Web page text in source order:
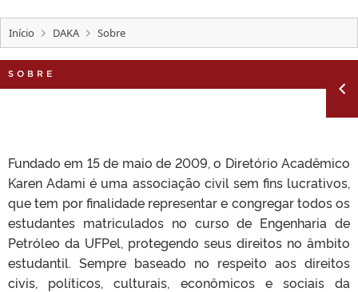
TELEFONES
Início DAKA Sobre
SOBRE
Fundado em 15 de maio de 2009, o Diretório Acadêmico
Karen Adami é uma associação civil sem fins lucrativos,
que tem por finalidade representar e congregar todos os
estudantes matriculados no curso de Engenharia de
Petróleo da UFPel, protegendo seus direitos no âmbito
estudantil. Sempre baseado no respeito aos direitos
civis, políticos, culturais, econômicos e sociais da